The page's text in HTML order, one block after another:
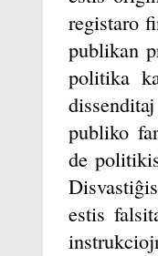
registaro
publikan
politika
publiko
de
estis